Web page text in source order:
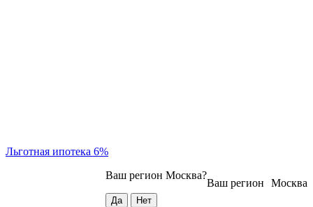
Льготная ипотека 6%
Москва
Ваш регион
Ваш регион Москва?